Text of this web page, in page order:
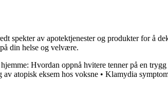
spekter av apotektjenester og produkter for å
din helse og velvære.
Hvordan oppnå hvitere tenner på en trygg
atopisk eksem hos voksne • Klamydia